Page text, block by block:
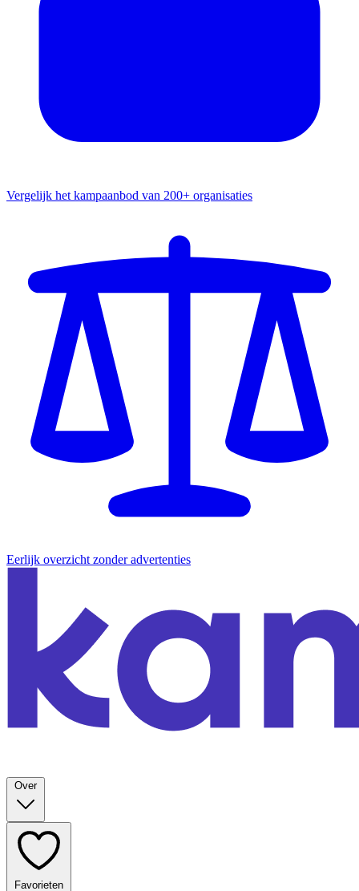
Vergelijk het kampaanbod van 200+ organisaties
Eerlijk overzicht zonder advertenties
Over
Favorieten